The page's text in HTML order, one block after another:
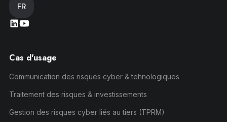
FR
Cas d'usage
Communication des risques cyber & tehnologiques
Traitement des risques & investissements
Gestion des risques cyber liés au tiers (TPRM)